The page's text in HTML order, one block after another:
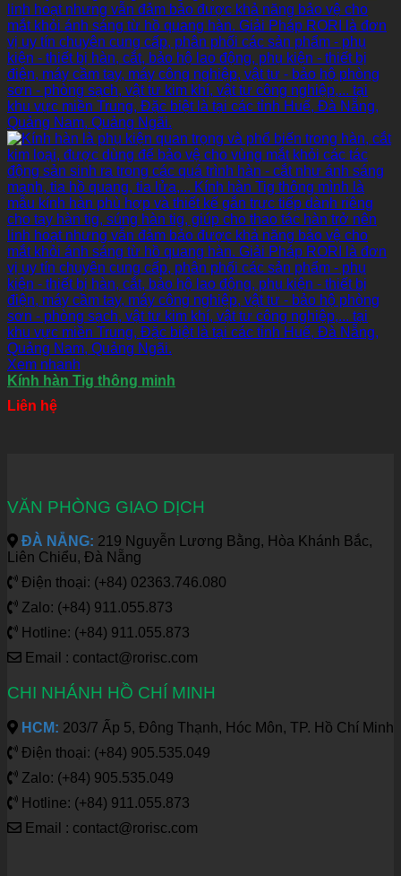
Xem nhanh
Kính hàn Tig thông minh
Liên hệ
VĂN PHÒNG GIAO DỊCH
ĐÀ NẴNG: 219 Nguyễn Lương Bằng, Hòa Khánh Bắc,
Liên Chiểu, Đà Nẵng
Điện thoại: (+84) 02363.746.080
Zalo: (+84) 911.055.873
Hotline: (+84) 911.055.873
Email : contact@rorisc.com
CHI NHÁNH HỒ CHÍ MINH
HCM: 203/7 Ấp 5, Đông Thạnh, Hóc Môn, TP. Hồ Chí Minh
Điện thoại: (+84) 905.535.049
Zalo: (+84) 905.535.049
Hotline: (+84) 911.055.873
Email : contact@rorisc.com